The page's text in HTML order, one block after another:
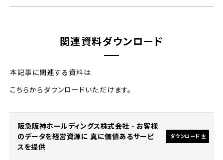
関連資料ダウンロード
本記事に関連する資料は
こちらからダウンロードいただけます。
阪急阪神ホールディングス株式会社 - お客様
のデータを経営資源に 真に価値あるサービ
スを提供
ダウンロード